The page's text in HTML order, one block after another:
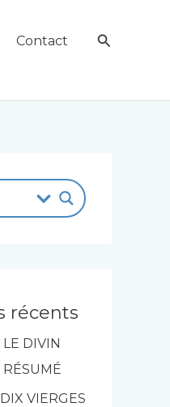
Contact
récents
LE DIVIN
RÉSUMÉ
VIERGES